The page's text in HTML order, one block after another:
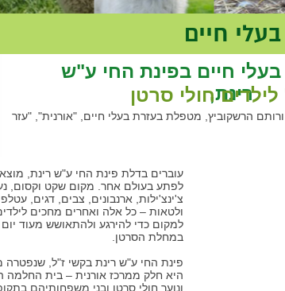
חיים בפינת החי ע"ש
רינת,
​עוברים בדלת פינת החי ע"ש רינת,
לפתע בעולם אחר. מקום שקט וקסום,
צ'ינצ'ילות, ארנבונים, צבים, דגים,
ולטאות – כל אלה ואחרים מחכים
למקום כדי להירגע ולהתאושש מעוד
במחלת הסרטן.
פינת החי ע"ש רינת בקשי ז"ל,
היא חלק ממרכז אורנית – בית החלמה
ונוער חולי סרטן ובני משפחותיהם
ורותם הרשקוביץ, מטפלת בעזרת בעלי חיים, "אורנית", "עזר
חולי סרטן
חיים